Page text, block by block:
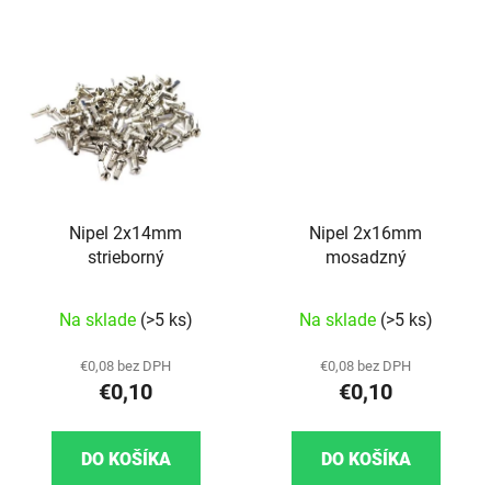
Nipel 2x14mm
strieborný
Na sklade (>5 ks)
€0,08 bez DPH
€0,10
DO KOŠÍKA
Nipel 2x16mm
mosadzný
Na sklade (>5 ks)
€0,08 bez DPH
€0,10
DO KOŠÍKA